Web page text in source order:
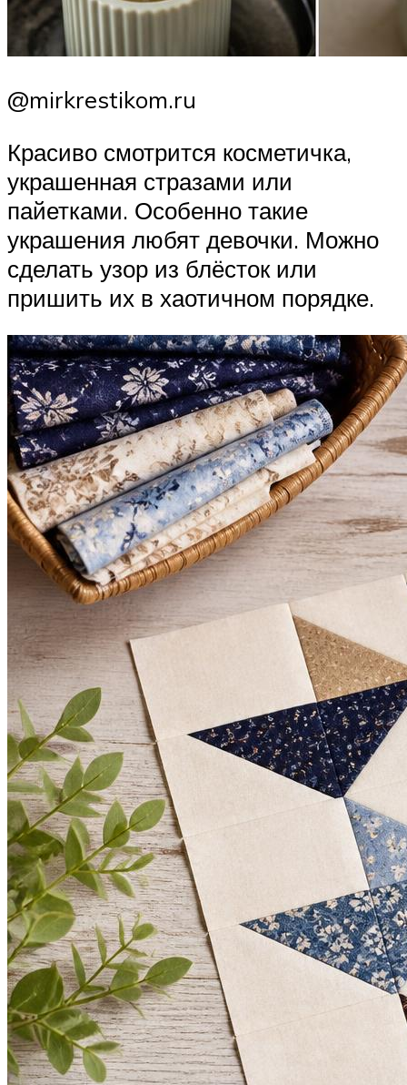
@mirkrestikom.ru
Красиво смотрится косметичка,
украшенная стразами или
пайетками. Особенно такие
украшения любят девочки. Можно
сделать узор из блёсток или
пришить их в хаотичном порядке.